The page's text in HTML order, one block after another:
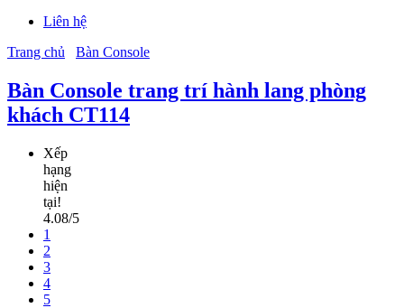
Liên hệ
Trang chủ
Bàn Console
Bàn Console trang trí hành lang phòng
khách CT114
Xếp
hạng
hiện
tại!
4.08/5
1
2
3
4
5